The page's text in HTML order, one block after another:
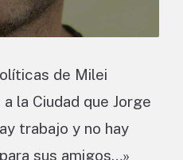
de Milei
la Ciudad que Jorge
trabajo y no hay
sus amigos…»